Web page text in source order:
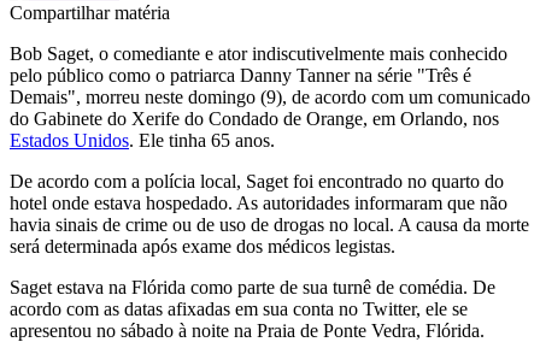
Compartilhar matéria
Bob Saget, o comediante e ator indiscutivelmente mais conhecido
pelo público como o patriarca Danny Tanner na série "Três é
Demais", morreu neste domingo (9), de acordo com um comunicado
do Gabinete do Xerife do Condado de Orange, em Orlando, nos
Estados Unidos. Ele tinha 65 anos.
De acordo com a polícia local, Saget foi encontrado no quarto do
hotel onde estava hospedado. As autoridades informaram que não
havia sinais de crime ou de uso de drogas no local. A causa da morte
será determinada após exame dos médicos legistas.
Saget estava na Flórida como parte de sua turnê de comédia. De
acordo com as datas afixadas em sua conta no Twitter, ele se
apresentou no sábado à noite na Praia de Ponte Vedra, Flórida.